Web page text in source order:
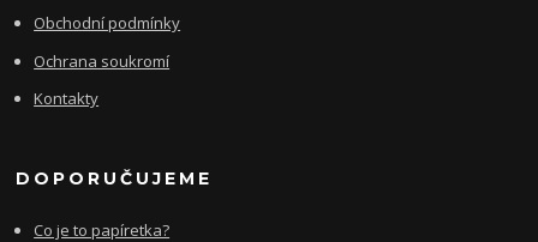
Obchodní podmínky
Ochrana soukromí
Kontakty
DOPORUČUJEME
Co je to papíretka?